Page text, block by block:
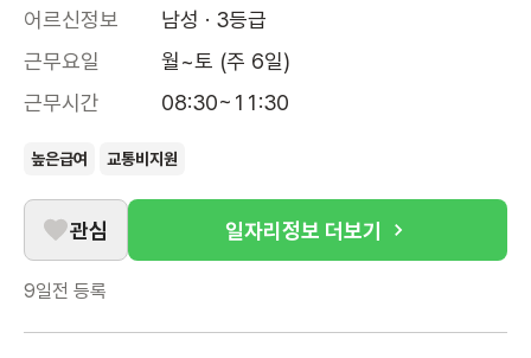
어르신정보
남성 · 3등급
근무요일
월~토 (주 6일)
근무시간
08:30~11:30
높은급여 교통비지원
관심 일자리정보 더보기
9일전 등록